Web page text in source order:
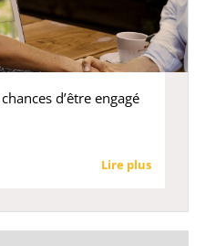
d’être engagé
Lire plus